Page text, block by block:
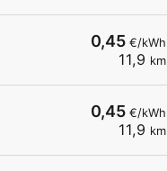
0,45€/kWh
11,9 km
0,45€/kWh
11,9 km